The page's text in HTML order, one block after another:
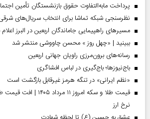
پرداخت مابه‌التفاوت حقوق بازنشستگان تأمین
نظرسنجی شبکه تماشا برای انتخاب سریال‌های
مسیر‌های راهپیمایی جاماندگان اربعین در البرز
ببینید | «چهل روز » محسن چاووشی منتشر شد
رسانه‌های برون‌مرزی راویان جهانی اربعین
باج‌نیوزها؛ باج‌گیری در لباس افشاگری
«نظم ایرانی» در تنگه هرمز غیرقابل بازگشت است
قیمت طلا و سکه امروز ۱۱
نرخ ارز